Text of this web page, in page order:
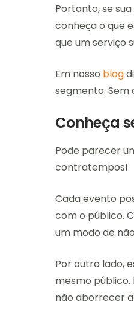
Portanto, se
conheça o que
que um serviço
Em nosso blog
segmento. Sem
Conheça
Pode parecer
contratempos!
Cada evento
com o público.
um modo de
Por outro lado,
mesmo público.
não aborrecer